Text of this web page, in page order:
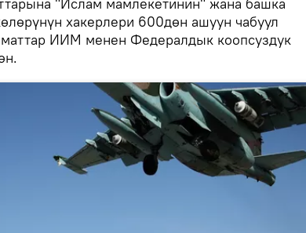
хакерлери 600дөн ашуун чабуул
ИИМ менен Федералдык коопсуздук